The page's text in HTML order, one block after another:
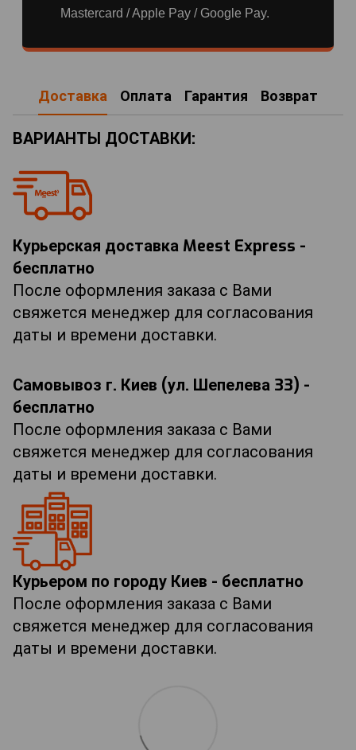
Mastercard / Apple Pay / Google Pay.
Доставка Оплата Гарантия Возврат
ВАРИАНТЫ ДОСТАВКИ:
Курьерская доставка Meest Express -
бесплатно
После оформления заказа с Вами
свяжется менеджер для согласования
даты и времени доставки.
Самовывоз г. Киев (ул. Шепелева 33) -
бесплатно
После оформления заказа с Вами
свяжется менеджер для согласования
даты и времени доставки.
Курьером по городу Киев - бесплатно
После оформления заказа с Вами
свяжется менеджер для согласования
даты и времени доставки.